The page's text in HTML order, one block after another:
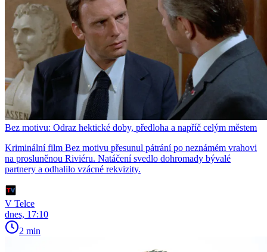
Bez motivu: Odraz hektické doby, předloha a napříč celým městem
Kriminální film Bez motivu přesunul pátrání po neznámém vrahovi
na prosluněnou Riviéru. Natáčení svedlo dohromady bývalé
partnery a odhalilo vzácné rekvizity.
V Telce
dnes, 17:10
2 min